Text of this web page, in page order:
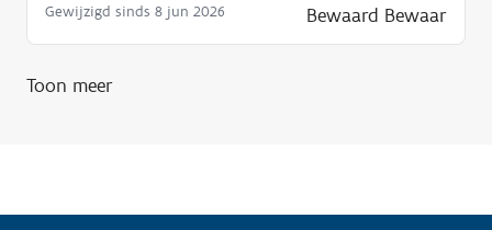
i
Gewijzigd sinds 8 jun 2026 Bewaard Bewaar
Toon meer